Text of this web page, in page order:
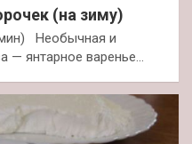
(на зиму)
Необычная и
— янтарное варенье…